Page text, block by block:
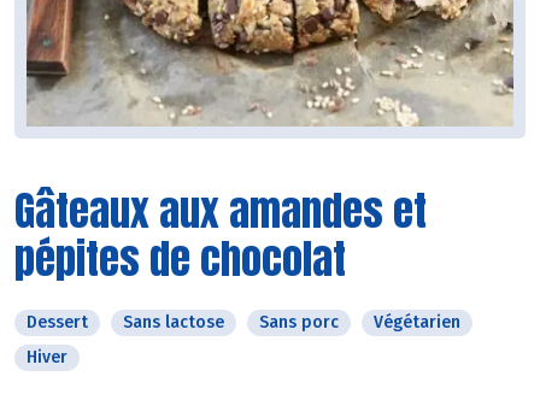
Gâteaux aux amandes et
pépites de chocolat
Dessert Sans lactose Sans porc
Végétarien
Hiver